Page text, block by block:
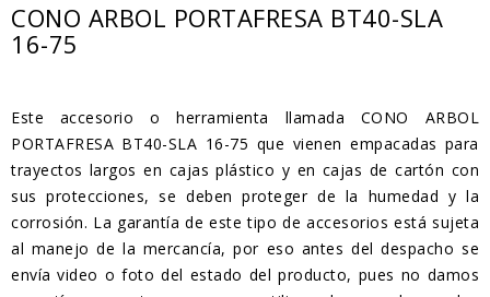
CONO ARBOL PORTAFRESA BT40-SLA
16-75
Este accesorio o herramienta llamada CONO ARBOL
PORTAFRESA BT40-SLA 16-75 que vienen empacadas para
trayectos largos en cajas plástico y en cajas de cartón con
sus protecciones, se deben proteger de la humedad y la
corrosión. La garantía de este tipo de accesorios está sujeta
al manejo de la mercancía, por eso antes del despacho se
envía video o foto del estado del producto, pues no damos